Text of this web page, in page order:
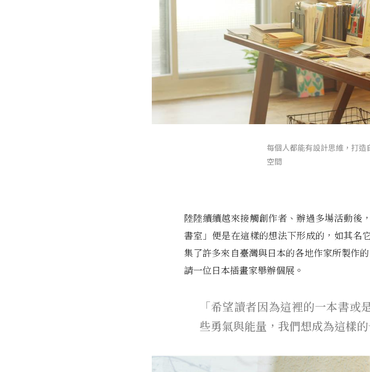
每個人都能有設計思維，打造
空間
陸陸續續越來接觸創作者、辦過多場活動後
書室」便是在這樣的想法下形成的，如其名
集了許多來自臺灣與日本的各地作家所製作
請一位日本插畫家舉辦個展。
「希望讀者因為這裡的一本書或
些勇氣與能量，我們想成為這樣的